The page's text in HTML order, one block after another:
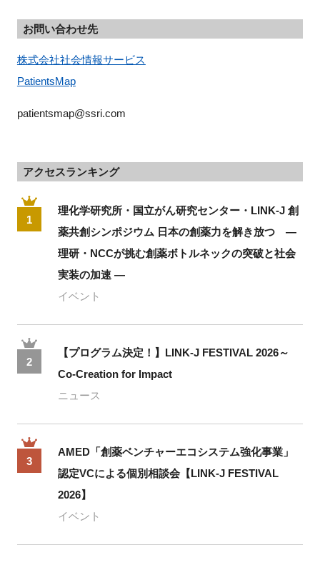
お問い合わせ先
株式会社社会情報サービス
PatientsMap
patientsmap@ssri.com
アクセスランキング
1
理化学研究所・国立がん研究センター・LINK-J 創
薬共創シンポジウム 日本の創薬力を解き放つ ―
理研・NCCが挑む創薬ボトルネックの突破と社会
実装の加速 ―
イベント
2
【プログラム決定！】LINK-J FESTIVAL 2026～
Co-Creation for Impact
ニュース
3
AMED「創薬ベンチャーエコシステム強化事業」
認定VCによる個別相談会【LINK-J FESTIVAL
2026】
イベント